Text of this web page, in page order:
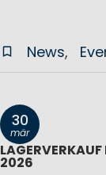
News
30
mär
2026